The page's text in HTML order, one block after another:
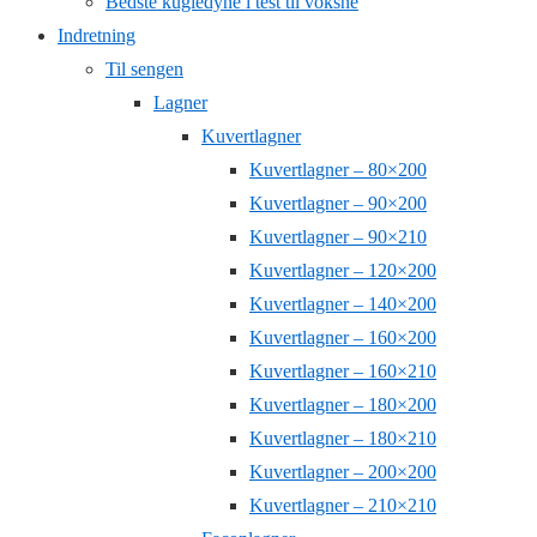
Indretning
Til sengen
Lagner
Kuvertlagner
Kuvertlagner – 80×200
Kuvertlagner – 90×200
Kuvertlagner – 90×210
Kuvertlagner – 120×200
Kuvertlagner – 140×200
Kuvertlagner – 160×200
Kuvertlagner – 160×210
Kuvertlagner – 180×200
Kuvertlagner – 180×210
Kuvertlagner – 200×200
Kuvertlagner – 210×210